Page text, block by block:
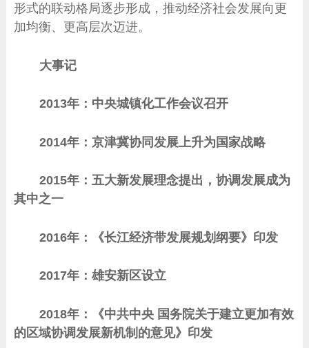
形式的联动格局逐步形成，推动经济社会发展向更
加均衡、更高层次迈进。
大事记
2013年：中央城镇化工作会议召开
2014年：京津冀协同发展上升为国家战略
2015年：五大新发展理念提出，协调发展成为
其中之一
2016年：《长江经济带发展规划纲要》印发
2017年：雄安新区设立
2018年：《中共中央 国务院关于建立更加有效
的区域协调发展新机制的意见》印发